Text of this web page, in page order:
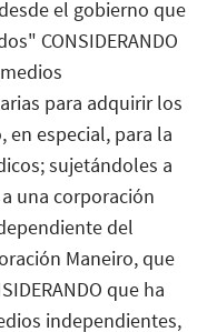
el gobierno que
CONSIDERANDO
para adquirir los
especial, para la
sujetándoles a
una corporación
del
Maneiro, que
que ha
independientes,